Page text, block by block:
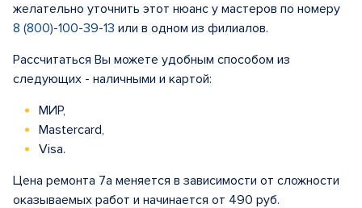
желательно уточнить этот нюанс у мастеров по номеру
8 (800)-100-39-13 или в одном из филиалов.
Рассчитаться Вы можете удобным способом из
следующих - наличными и картой:
МИР,
Mastercard,
Visa.
Цена ремонта 7а меняется в зависимости от сложности
оказываемых работ и начинается от 490 руб.